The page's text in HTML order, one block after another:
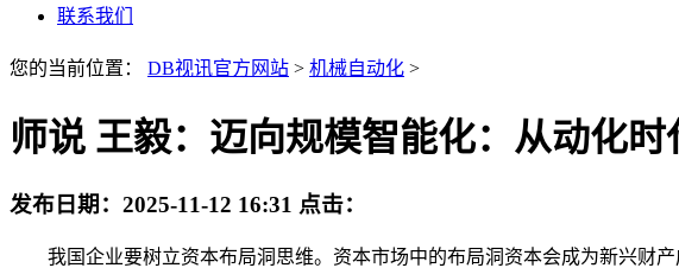
联系我们
您的当前位置： DB视讯官方网站 > 机械自动化 >
师说 王毅：迈向规模智能化：从动化时
发布日期： 2025-11-12 16:31 点击：
我国企业要树立资本布局洞思维。资本市场中的布局洞资本会成为新兴财产